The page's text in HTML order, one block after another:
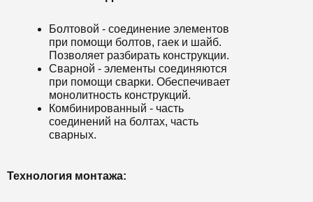
Болтовой - соединение элементов
при помощи болтов, гаек и шайб.
Позволяет разбирать конструкции.
Сварной - элементы соединяются
при помощи сварки. Обеспечивает
монолитность конструкций.
Комбинированный - часть
соединений на болтах, часть
сварных.
Технология монтажа: